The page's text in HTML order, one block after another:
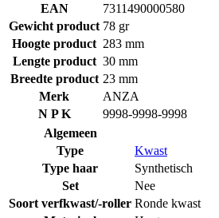
EAN
7311490000580
Gewicht product 78 gr
Hoogte product 283 mm
Lengte product 30 mm
Breedte product 23 mm
Merk
ANZA
N P K
9998-9998-9998
Algemeen
Type
Kwast
Type haar
Synthetisch
Set
Nee
Soort verfkwast/-roller Ronde kwast